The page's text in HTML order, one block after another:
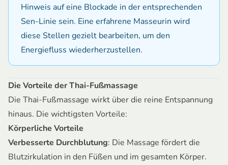
Hinweis auf eine Blockade in der entsprechenden
Sen-Linie sein. Eine erfahrene Masseurin wird
diese Stellen gezielt bearbeiten, um den
Energiefluss wiederherzustellen.
Die Vorteile der Thai-Fußmassage
Die Thai-Fußmassage wirkt über die reine Entspannung
hinaus. Die wichtigsten Vorteile:
Körperliche Vorteile
Verbesserte Durchblutung: Die Massage fördert die
Blutzirkulation in den Füßen und im gesamten Körper.